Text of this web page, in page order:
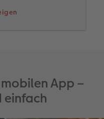
eines
Fotobuchs nicht zu
passenden Bilder zu
schon die
App –
einfach